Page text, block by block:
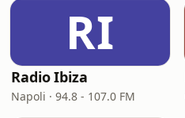
RI
Radio Ibiza
Napoli · 94.8 - 107.0 FM